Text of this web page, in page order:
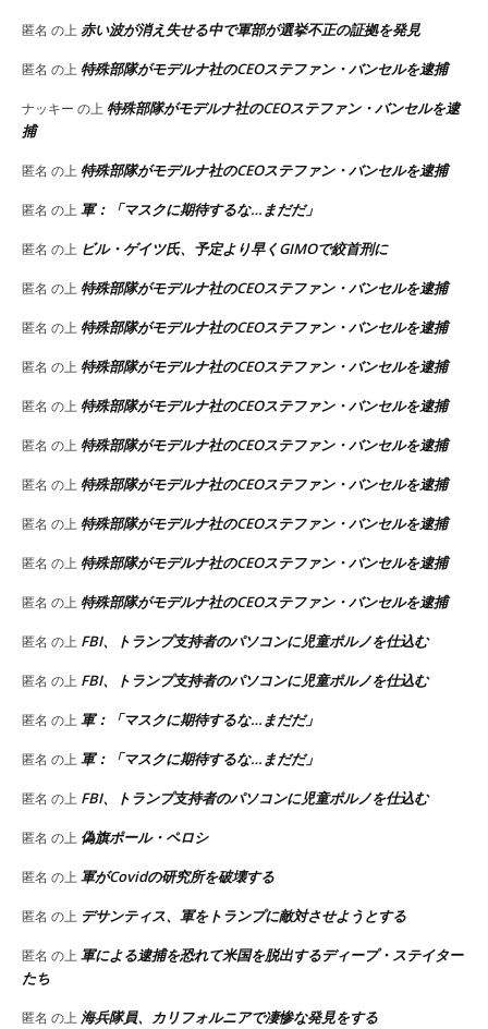
匿名 の上 赤い波が消え失せる中で軍部が選挙不正の証拠を発見
匿名 の上 特殊部隊がモデルナ社のCEOステファン・バンセルを逮捕
ナッキー の上 特殊部隊がモデルナ社のCEOステファン・バンセルを逮
捕
匿名 の上 特殊部隊がモデルナ社のCEOステファン・バンセルを逮捕
匿名 の上 軍：「マスクに期待するな…まだだ」
匿名 の上 ビル・ゲイツ氏、予定より早くGIMOで絞首刑に
匿名 の上 特殊部隊がモデルナ社のCEOステファン・バンセルを逮捕
匿名 の上 特殊部隊がモデルナ社のCEOステファン・バンセルを逮捕
匿名 の上 特殊部隊がモデルナ社のCEOステファン・バンセルを逮捕
匿名 の上 特殊部隊がモデルナ社のCEOステファン・バンセルを逮捕
匿名 の上 特殊部隊がモデルナ社のCEOステファン・バンセルを逮捕
匿名 の上 特殊部隊がモデルナ社のCEOステファン・バンセルを逮捕
匿名 の上 特殊部隊がモデルナ社のCEOステファン・バンセルを逮捕
匿名 の上 特殊部隊がモデルナ社のCEOステファン・バンセルを逮捕
匿名 の上 特殊部隊がモデルナ社のCEOステファン・バンセルを逮捕
匿名 の上 FBI、トランプ支持者のパソコンに児童ポルノを仕込む
匿名 の上 FBI、トランプ支持者のパソコンに児童ポルノを仕込む
匿名 の上 軍：「マスクに期待するな…まだだ」
匿名 の上 軍：「マスクに期待するな…まだだ」
匿名 の上 FBI、トランプ支持者のパソコンに児童ポルノを仕込む
匿名 の上 偽旗ポール・ペロシ
匿名 の上 軍がCovidの研究所を破壊する
匿名 の上 デサンティス、軍をトランプに敵対させようとする
匿名 の上 軍による逮捕を恐れて米国を脱出するディープ・ステイター
たち
匿名 の上 海兵隊員、カリフォルニアで凄惨な発見をする